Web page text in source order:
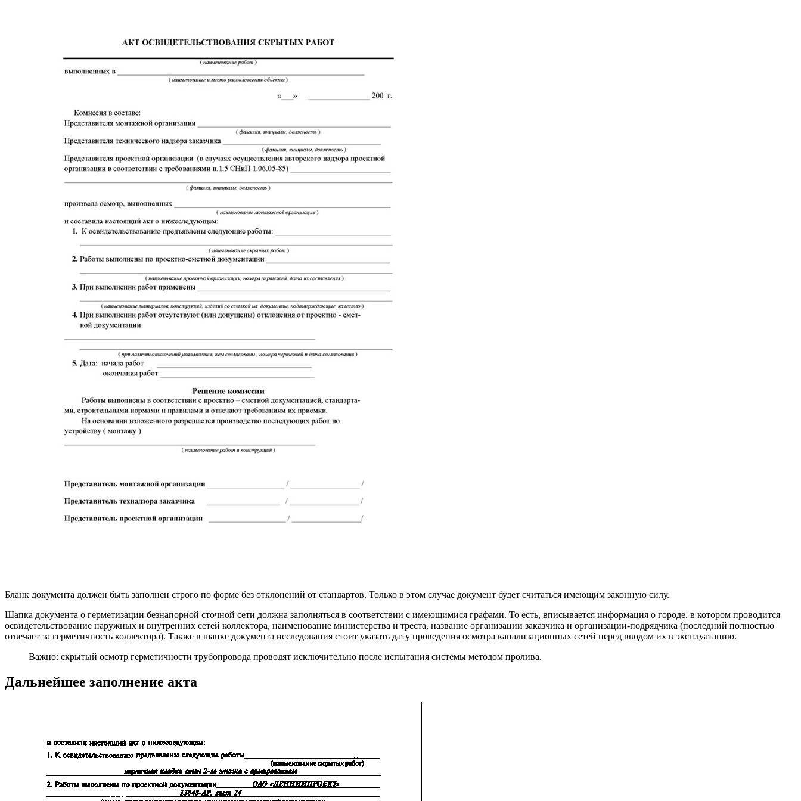
Бланк документа должен быть заполнен строго по форме без отклонений от стандартов. Только в этом случае документ будет считаться имеющим законную силу.
Шапка документа о герметизации безнапорной сточной сети должна заполняться в соответствии с имеющимися графами. То есть, вписывается информация о городе, в котором проводится
освидетельствование наружных и внутренних сетей коллектора, наименование министерства и треста, название организации заказчика и организации-подрядчика (последний полностью
отвечает за герметичность коллектора). Также в шапке документа исследования стоит указать дату проведения осмотра канализационных сетей перед вводом их в эксплуатацию.
Важно: скрытый осмотр герметичности трубопровода проводят исключительно после испытания системы методом пролива.
Дальнейшее заполнение акта